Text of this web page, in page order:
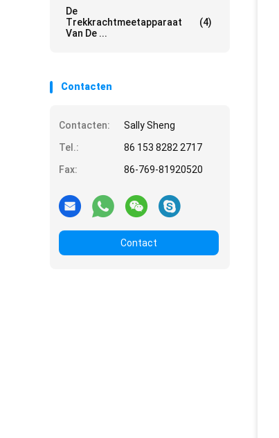
De
Trekkrachtmeetapparaat
Van De ...
(4)
Contacten
Contacten:
Sally Sheng
Tel.:
86 153 8282 2717
Fax:
86-769-81920520
Contact